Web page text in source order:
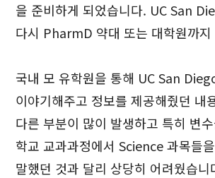
을 준비하게 되었습니다. UC San
다시 PharmD 약대 또는 대학원까
국내 모 유학원을 통해 UC San
이야기해주고 정보를 제공해줬던 내
다른 부분이 많이 발생하고 특히 변
학교 교과과정에서 Science 과목들
말했던 것과 달리 상당히 어려웠습